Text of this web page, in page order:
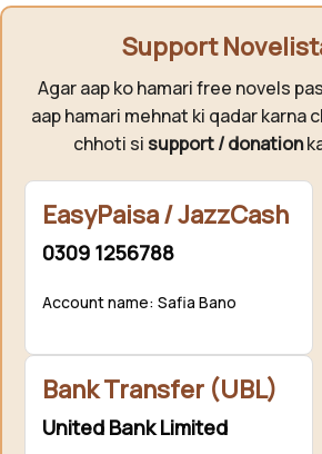
Support
Agar aap ko hamari free novels
aap hamari mehnat ki qadar karna
chhoti si support / donation
EasyPaisa / JazzCash
0309 1256788
Account name: Safia Bano
Bank Transfer (UBL)
United Bank Limited